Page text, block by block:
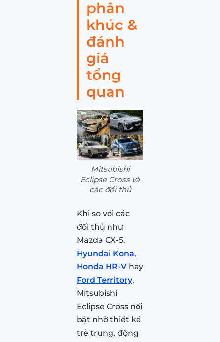
phân
khúc &
đánh
giá
tổng
quan
Mitsubishi
Eclipse Cross và
các đối thủ
Khi so với các
đối thủ như
Mazda CX-5,
Hyundai Kona,
Honda HR-V hay
Ford Territory,
Mitsubishi
Eclipse Cross nổi
bật nhờ thiết kế
trẻ trung, động